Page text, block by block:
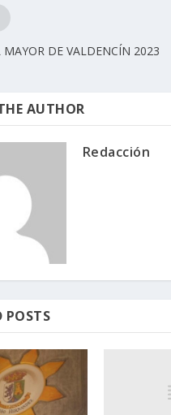
DE VALDENCÍN 2023
AUTHOR
Redacción
POSTS